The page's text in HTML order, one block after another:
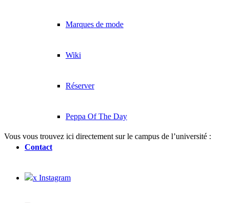
Marques de mode
Wiki
Réserver
Peppa Of The Day
Contact
x Instagram
Vous vous trouvez ici directement sur le campus de l’université :